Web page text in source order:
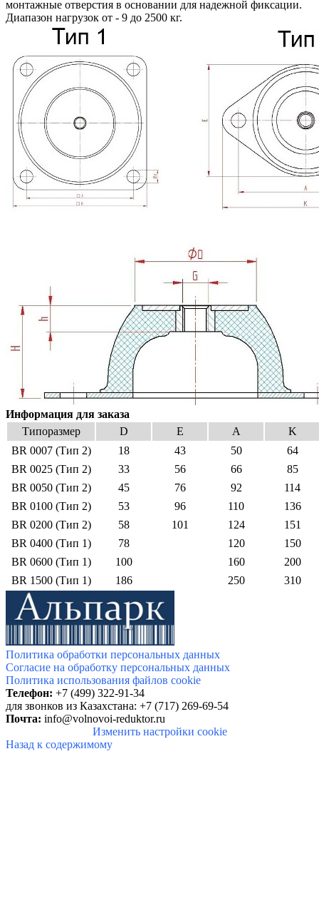
монтажные отверстия в основании для надежной фиксации.
Диапазон нагрузок от - 9 до 2500 кг.
Информация для заказа
Типоразмер
D E A
K
BR 0007 (Тип 2)
18 43 50
64
BR 0025 (Тип 2)
33 56 66
85
BR 0050 (Тип 2)
45 76 92
114
BR 0100 (Тип 2)
53 96 110
136
BR 0200 (Тип 2)
58 101 124
151
BR 0400 (Тип 1)
78 120
150
BR 0600 (Тип 1)
100 160
200
BR 1500 (Тип 1)
186 250 310
Политика обработки персональных данных
Согласие на обработку персональных данных
Политика использования файлов cookie
Телефон: +7 (499) 322-91-34
для звонков из Казахстана: +7 (717) 269-69-54
Почта: info@volnovoi-reduktor.ru
Изменить настройки cookie
Назад к содержимому